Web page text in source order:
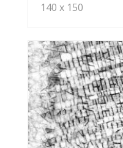
140 x 150